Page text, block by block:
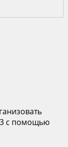
3 с помощью